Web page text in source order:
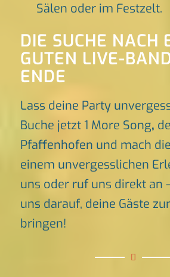
Sälen oder im Festzelt.
DIE SUCHE NACH
GUTEN LIVE-
ENDE
Lass deine Party
Buche jetzt 1 More Song,
Pfaffenhofen und mach
einem unvergesslichen
uns oder ruf uns direkt an
uns darauf, deine Gäste
bringen!